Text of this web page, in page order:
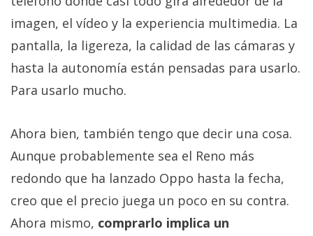
imagen, el vídeo y la experiencia multimedia. La
pantalla, la ligereza, la calidad de las cámaras y
hasta la autonomía están pensadas para usarlo.
Para usarlo mucho.
Ahora bien, también tengo que decir una cosa.
Aunque probablemente sea el Reno más
redondo que ha lanzado Oppo hasta la fecha,
creo que el precio juega un poco en su contra.
Ahora mismo, comprarlo implica un